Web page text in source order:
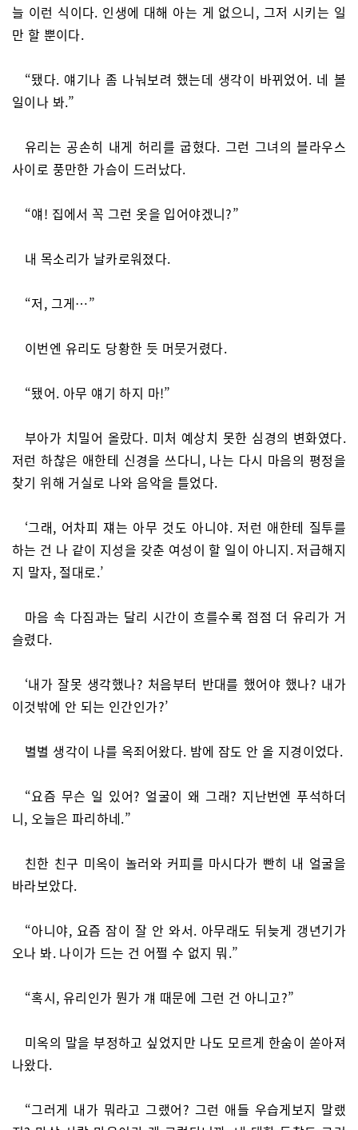
늘 이런 식이다. 인생에 대해 아는 게 없으니, 그저 시키는 일
만 할 뿐이다.
“됐다. 얘기나 좀 나눠보려 했는데 생각이 바뀌었어. 네 볼
일이나 봐.”
유리는 공손히 내게 허리를 굽혔다. 그런 그녀의 블라우스
사이로 풍만한 가슴이 드러났다.
“얘! 집에서 꼭 그런 옷을 입어야겠니?”
내 목소리가 날카로워졌다.
“저, 그게…”
이번엔 유리도 당황한 듯 머뭇거렸다.
“됐어. 아무 얘기 하지 마!”
부아가 치밀어 올랐다. 미처 예상치 못한 심경의 변화였다.
저런 하찮은 애한테 신경을 쓰다니, 나는 다시 마음의 평정을
찾기 위해 거실로 나와 음악을 틀었다.
‘그래, 어차피 쟤는 아무 것도 아니야. 저런 애한테 질투를
하는 건 나 같이 지성을 갖춘 여성이 할 일이 아니지. 저급해지
지 말자, 절대로.’
마음 속 다짐과는 달리 시간이 흐를수록 점점 더 유리가 거
슬렸다.
‘내가 잘못 생각했나? 처음부터 반대를 했어야 했나? 내가
이것밖에 안 되는 인간인가?’
별별 생각이 나를 옥죄어왔다. 밤에 잠도 안 올 지경이었다.
“요즘 무슨 일 있어? 얼굴이 왜 그래? 지난번엔 푸석하더
니, 오늘은 파리하네.”
친한 친구 미옥이 놀러와 커피를 마시다가 빤히 내 얼굴을
바라보았다.
“아니야, 요즘 잠이 잘 안 와서. 아무래도 뒤늦게 갱년기가
오나 봐. 나이가 드는 건 어쩔 수 없지 뭐.”
“혹시, 유리인가 뭔가 걔 때문에 그런 건 아니고?”
미옥의 말을 부정하고 싶었지만 나도 모르게 한숨이 쏟아져
나왔다.
“그러게 내가 뭐라고 그랬어? 그런 애들 우습게보지 말랬